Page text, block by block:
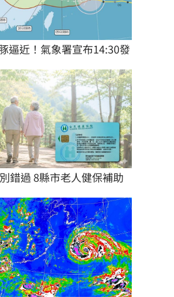
逼近！氣象署宣布14:30發
錯過 8縣市老人健保補助